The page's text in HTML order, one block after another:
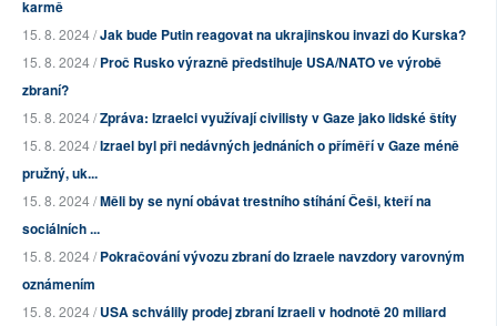
karmě
15. 8. 2024 /Jak bude Putin reagovat na ukrajinskou invazi do Kurska?
15. 8. 2024 /Proč Rusko výrazně předstihuje USA/NATO ve výrobě
zbraní?
15. 8. 2024 /Zpráva: Izraelci využívají civilisty v Gaze jako lidské štíty
15. 8. 2024 /Izrael byl při nedávných jednáních o příměří v Gaze méně
pružný, uk...
15. 8. 2024 /Měli by se nyní obávat trestního stíhání Češi, kteří na
sociálních ...
15. 8. 2024 /Pokračování vývozu zbraní do Izraele navzdory varovným
oznámením
15. 8. 2024 /USA schválily prodej zbraní Izraeli v hodnotě 20 miliard